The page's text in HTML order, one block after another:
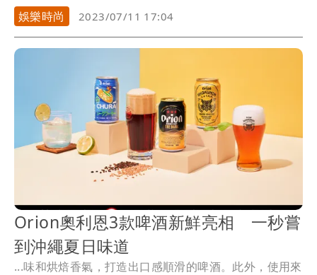
娛樂時尚
2023/07/11 17:04
Orion奧利恩3款啤酒新鮮亮相 一秒嘗
到沖繩夏日味道
...味和烘焙香氣，打造出口感順滑的啤酒。此外，使用來